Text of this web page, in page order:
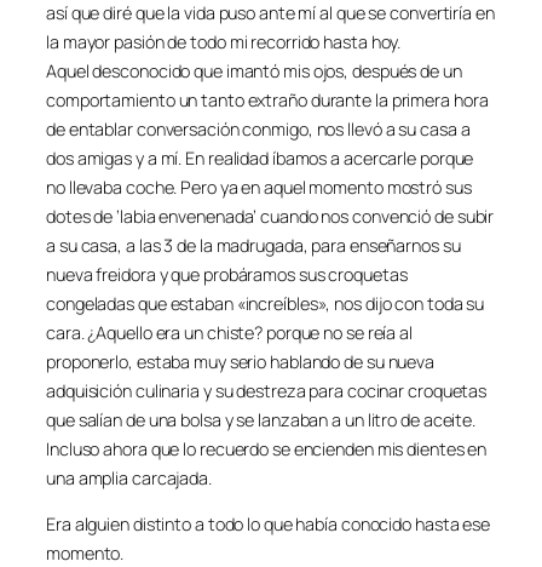
así que diré que la vida puso ante mí al que se convertiría en
la mayor pasión de todo mi recorrido hasta hoy.
Aquel desconocido que imantó mis ojos, después de un
comportamiento un tanto extraño durante la primera hora
de entablar conversación conmigo, nos llevó a su casa a
dos amigas y a mí. En realidad íbamos a acercarle porque
no llevaba coche. Pero ya en aquel momento mostró sus
dotes de ‘labia envenenada’ cuando nos convenció de subir
a su casa, a las 3 de la madrugada, para enseñarnos su
nueva freidora y que probáramos sus croquetas
congeladas que estaban «increíbles», nos dijo con toda su
cara. ¿Aquello era un chiste? porque no se reía al
proponerlo, estaba muy serio hablando de su nueva
adquisición culinaria y su destreza para cocinar croquetas
que salían de una bolsa y se lanzaban a un litro de aceite.
Incluso ahora que lo recuerdo se encienden mis dientes en
una amplia carcajada.
Era alguien distinto a todo lo que había conocido hasta ese
momento.